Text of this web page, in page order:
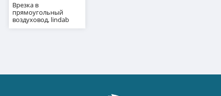
Врезка в
прямоугольный
воздуховод, lindab